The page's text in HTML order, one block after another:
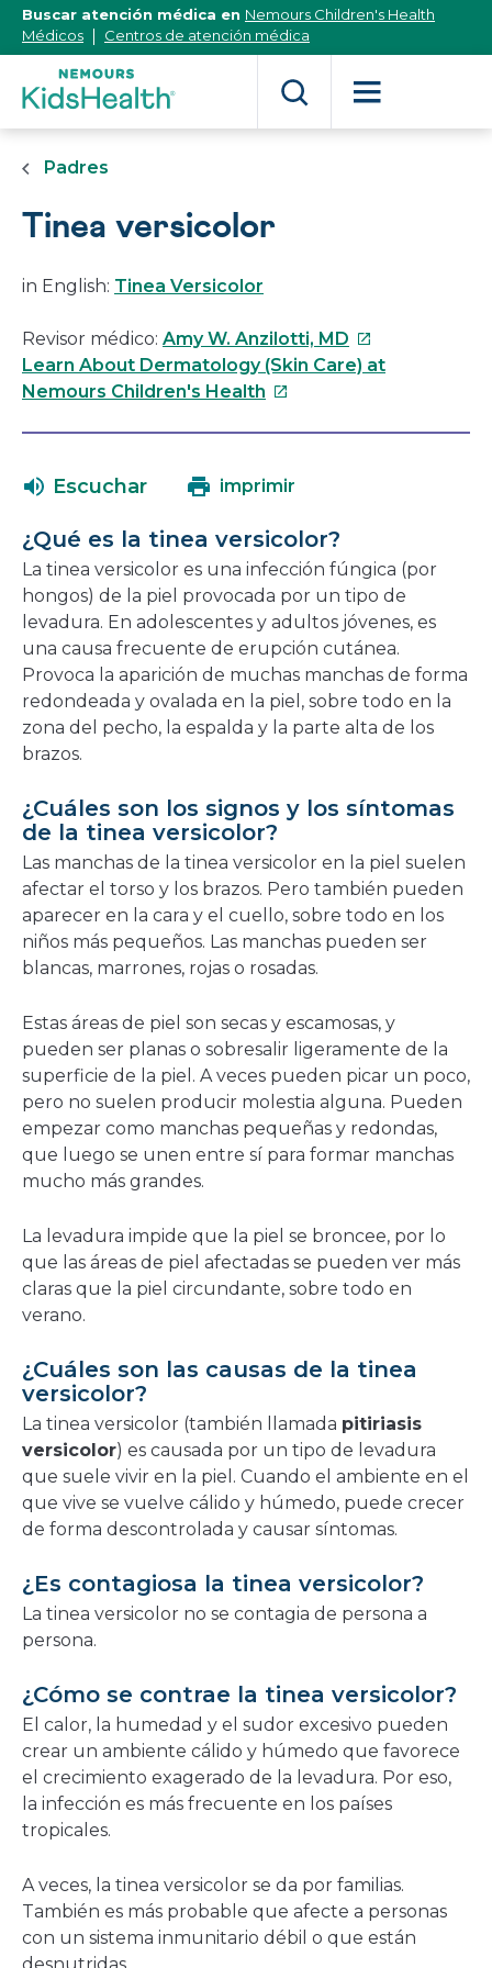
[Skip
Content]
Buscar atención médica en Nemours Children's Health
Médicos
Centros de atención médica
Padres
Tinea versicolor
in English: Tinea Versicolor
Revisor médico: Amy W. Anzilotti, MD Este
enlace
Learn About Dermatology (Skin Care) at
Nemours Children's Health Este
en
nueva
ventana
Escuchar imprimir
¿Qué es la tinea versicolor?
La tinea versicolor es una infección fúngica (por
hongos) de la piel provocada por un tipo de
levadura. En adolescentes y adultos jóvenes, es
una causa frecuente de erupción cutánea.
Provoca la aparición de muchas manchas de forma
redondeada y ovalada en la piel, sobre todo en la
zona del pecho, la espalda y la parte alta de los
brazos.
¿Cuáles son los signos y los síntomas
de la tinea versicolor?
Las manchas de la tinea versicolor en la piel suelen
afectar el torso y los brazos. Pero también pueden
aparecer en la cara y el cuello, sobre todo en los
niños más pequeños. Las manchas pueden ser
blancas, marrones, rojas o rosadas.
Estas áreas de piel son secas y escamosas, y
pueden ser planas o sobresalir ligeramente de la
superficie de la piel. A veces pueden picar un poco,
pero no suelen producir molestia alguna. Pueden
empezar como manchas pequeñas y redondas,
que luego se unen entre sí para formar manchas
mucho más grandes.
La levadura impide que la piel se broncee, por lo
que las áreas de piel afectadas se pueden ver más
claras que la piel circundante, sobre todo en
verano.
¿Cuáles son las causas de la tinea
versicolor?
La tinea versicolor (también llamada pitiriasis
versicolor) es causada por un tipo de levadura
que suele vivir en la piel. Cuando el ambiente en el
que vive se vuelve cálido y húmedo, puede crecer
de forma descontrolada y causar síntomas.
¿Es contagiosa la tinea versicolor?
La tinea versicolor no se contagia de persona a
persona.
¿Cómo se contrae la tinea versicolor?
El calor, la humedad y el sudor excesivo pueden
crear un ambiente cálido y húmedo que favorece
el crecimiento exagerado de la levadura. Por eso,
la infección es más frecuente en los países
tropicales.
A veces, la tinea versicolor se da por familias.
También es más probable que afecte a personas
con un sistema inmunitario débil o que están